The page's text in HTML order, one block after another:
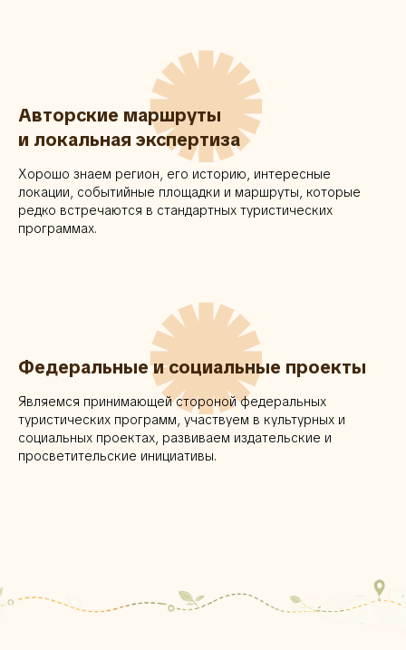
Авторские маршруты
и локальная экспертиза
Хорошо знаем регион, его историю, интересные
локации, событийные площадки и маршруты, которые
редко встречаются в стандартных туристических
программах.
✺
Федеральные и социальные проекты
Являемся принимающей стороной федеральных
туристических программ, участвуем в культурных и
социальных проектах, развиваем издательские и
просветительские инициативы.
✺